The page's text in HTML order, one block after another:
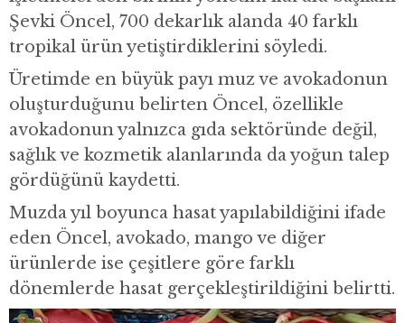
Şevki Öncel, 700 dekarlık alanda 40 farklı
tropikal ürün yetiştirdiklerini söyledi.
Üretimde en büyük payı muz ve avokadonun
oluşturduğunu belirten Öncel, özellikle
avokadonun yalnızca gıda sektöründe değil,
sağlık ve kozmetik alanlarında da yoğun talep
gördüğünü kaydetti.
Muzda yıl boyunca hasat yapılabildiğini ifade
eden Öncel, avokado, mango ve diğer
ürünlerde ise çeşitlere göre farklı
dönemlerde hasat gerçekleştirildiğini belirtti.